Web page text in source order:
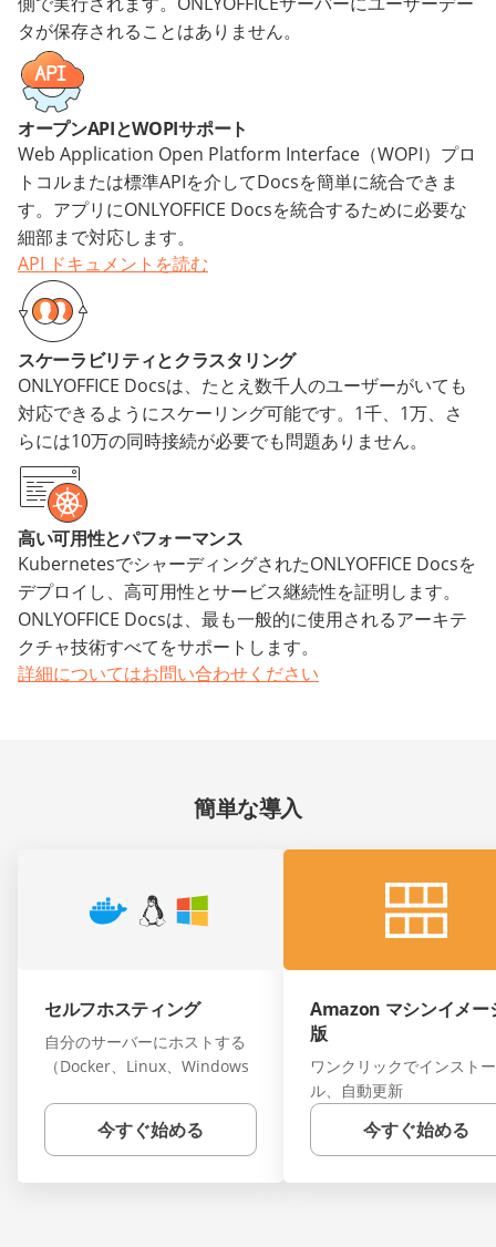
タが保存されることはありません。
オープンAPIとWOPIサポート
Web Application Open Platform Interface（WOPI）プロ
トコルまたは標準APIを介してDocsを簡単に統合できま
す。アプリにONLYOFFICE Docsを統合するために必要な
細部まで対応します。
API ドキュメントを読む
スケーラビリティとクラスタリング
ONLYOFFICE Docsは、たとえ数千人のユーザーがいても
対応できるようにスケーリング可能です。1千、1万、さ
らには10万の同時接続が必要でも問題ありません。
高い可用性とパフォーマンス
KubernetesでシャーディングされたONLYOFFICE Docsを
デプロイし、高可用性とサービス継続性を証明します。
ONLYOFFICE Docsは、最も一般的に使用されるアーキテ
クチャ技術すべてをサポートします。
詳細についてはお問い合わせください
簡単な導入
セルフホスティング
自分のサーバーにホストする
（Docker、Linux、Windows
今すぐ始める
Amazon マシンイメー
版
ワンクリックでインストー
ル、自動更新
今すぐ始める